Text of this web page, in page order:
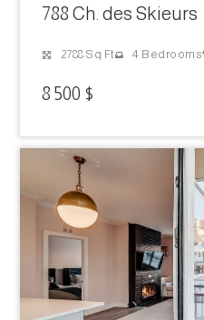
788 Ch. des Skieurs
2788 Sq Ft 4 Bedrooms
8 500 $